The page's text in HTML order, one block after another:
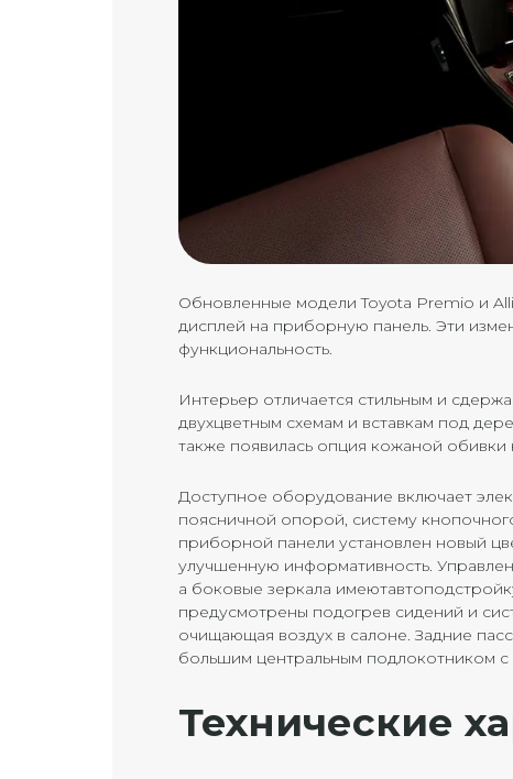
Обновленные модели Toyota Premio и
дисплей на приборную панель. Эти
функциональность.
Интерьер отличается стильным и
двухцветным схемам и вставкам под
также появилась опция кожаной обивки
Доступное оборудование включает
поясничной опорой, систему
приборной панели установлен новый
улучшенную информативность.
а боковые зеркала
предусмотрены подогрев сидений и
очищающая воздух в салоне. Задние
большим центральным подлокотником с
Технические